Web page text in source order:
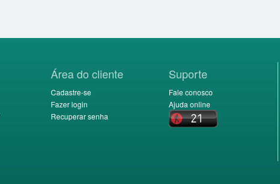
Área do cliente
Cadastre-se
Fazer login
Recuperar senha
Suporte
Fale conosco
Ajuda online